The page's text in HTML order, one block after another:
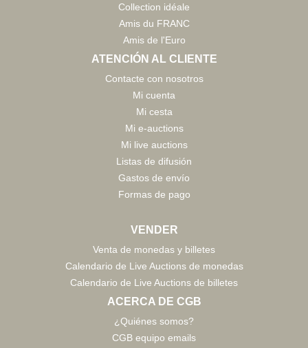
Collection idéale
Amis du FRANC
Amis de l'Euro
ATENCIÓN AL CLIENTE
Contacte con nosotros
Mi cuenta
Mi cesta
Mi e-auctions
Mi live auctions
Listas de difusión
Gastos de envío
Formas de pago
VENDER
Venta de monedas y billetes
Calendario de Live Auctions de monedas
Calendario de Live Auctions de billetes
ACERCA DE CGB
¿Quiénes somos?
CGB equipo emails